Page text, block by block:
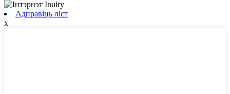
Адправіць ліст
x